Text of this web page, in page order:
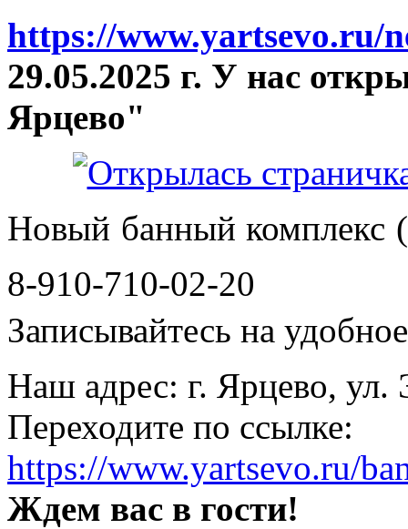
https://www.yartsevo.ru/
29.05.2025 г. У нас
Ярцево"
Новый банный комплекс
8-910-710-02-20
Записывайтесь на
Наш адрес: г. Ярцево, ул.
Переходите по ссылке:
https://www.yartsevo.ru/
Ждем вас в гости!